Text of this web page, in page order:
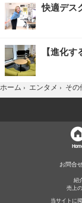
快適デス
【進化す
ホーム › エンタメ › その
お問合
紹
売上
当サイトに